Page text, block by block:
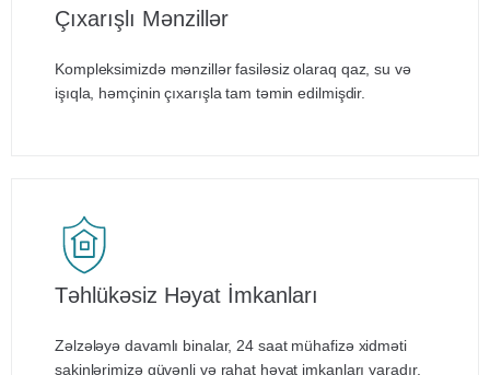
Çıxarışlı Mənzillər
Kompleksimizdə mənzillər fasiləsiz olaraq qaz, su və
işıqla, həmçinin çıxarışla tam təmin edilmişdir.
Təhlükəsiz Həyat İmkanları
Zəlzələyə davamlı binalar, 24 saat mühafizə xidməti
sakinlərimizə güvənli və rahat həyat imkanları yaradır.